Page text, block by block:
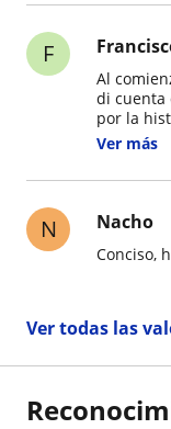
F
Al
di cuenta
por la
Ver más
N Nacho
Conciso,
Ver todas las